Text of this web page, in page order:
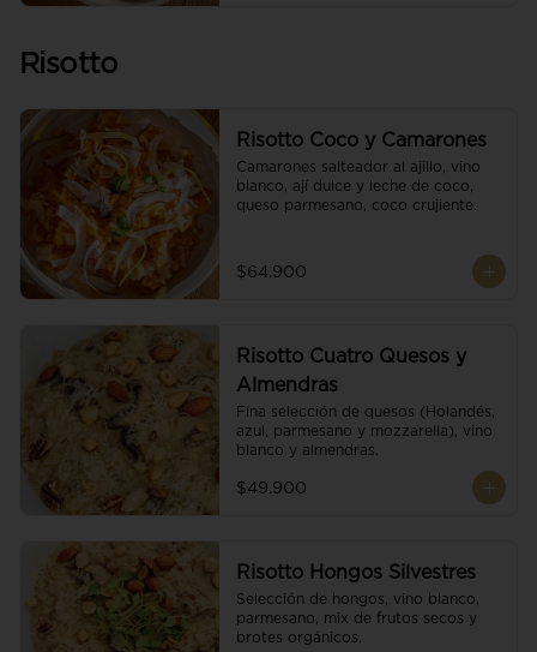
Risotto
Risotto Coco y Camarones
Camarones salteador al ajillo, vino
blanco, ají dulce y leche de coco,
queso parmesano, coco crujiente.
$64.900
Risotto Cuatro Quesos y
Almendras
Fina selección de quesos (Holandés,
azul, parmesano y mozzarella), vino
blanco y almendras.
$49.900
Risotto Hongos Silvestres
Selección de hongos, vino blanco,
parmesano, mix de frutos secos y
brotes orgánicos.